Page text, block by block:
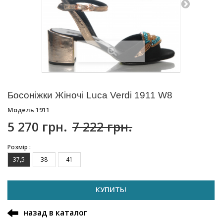
Босоніжки Жіночі Luca Verdi 1911 W8
Модель 1911
5 270 грн. 7 222 грн.
Розмір :
37,5
38 41
КУПИТЬ!
назад в каталог